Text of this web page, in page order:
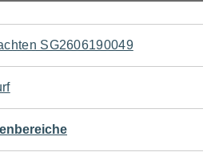
SG2606190049